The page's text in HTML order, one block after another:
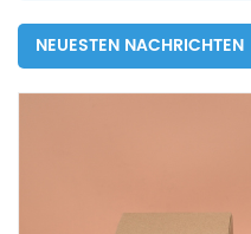
NEUESTEN NACHRICHTEN